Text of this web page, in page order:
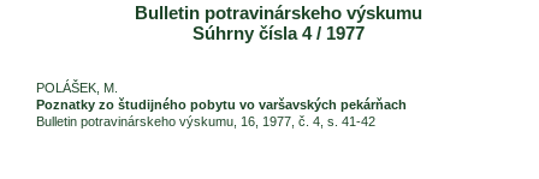
Bulletin potravinárskeho výskumu
Súhrny čísla 4 / 1977
POLÁŠEK, M.
Poznatky zo študijného pobytu vo varšavských pekárňach
Bulletin potravinárskeho výskumu, 16, 1977, č. 4, s. 41-42